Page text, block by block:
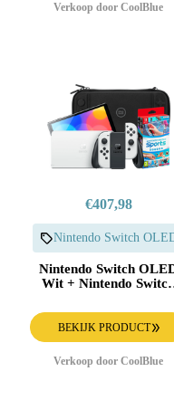
Verkoop door CoolBlue
€407,98
Nintendo Switch
Nintendo Switch
Wit + Nintendo Switch
Beschermhoes
BEKIJK PRODUCT
Verkoop door CoolBlue